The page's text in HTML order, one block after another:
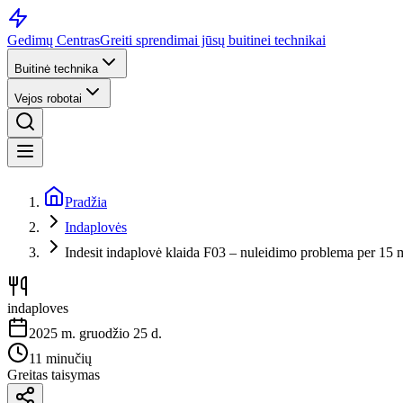
Gedimų CentrasGreiti sprendimai jūsų buitinei technikai
Buitinė technika
Vejos robotai
Pradžia
Indaplovės
Indesit indaplovė klaida F03 – nuleidimo problema per 15
indaploves
2025 m. gruodžio 25 d.
11 minučių
Greitas taisymas